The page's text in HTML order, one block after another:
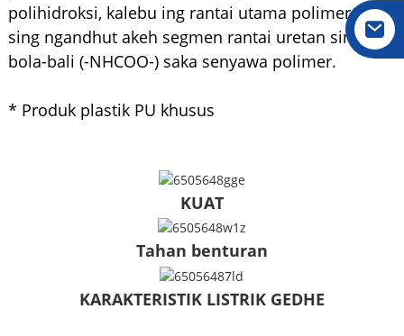
polihidroksi, kalebu ing rantai utama polimer
sing ngandhut akeh segmen rantai uretan sing
bola-bali (-NHCOO-) saka senyawa polimer.
* Produk plastik PU khusus
KUAT
Tahan benturan
KARAKTERISTIK LISTRIK GEDHE